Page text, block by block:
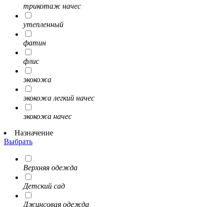
трикотаж начес
утепленный
фатин
флис
экокожа
экокожа легкий начес
экокожа начес
Назначение
Выбрать
Верхняя одежда
Детский сад
Джинсовая одежда